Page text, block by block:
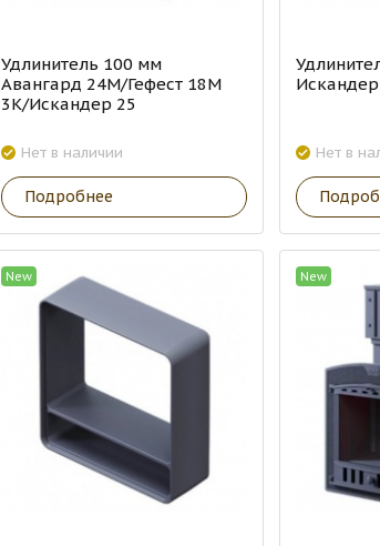
Удлинитель 100 мм
Авангард 24М/Гефест 18М
3К/Искандер 25
Нет в наличии
Подробнее
Нет в
New New